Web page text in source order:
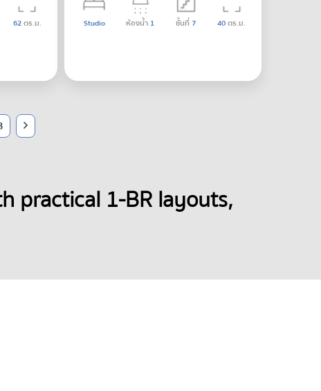
62ตร.ม. Studio ห้องน้ำ 1 ชั้นที่7 40ตร.ม.
practical 1-BR layouts,